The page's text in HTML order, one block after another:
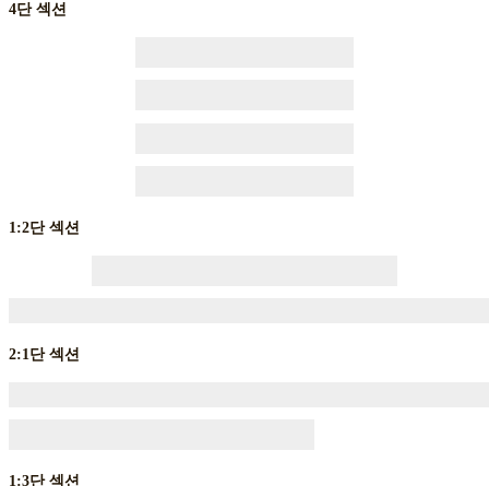
4단 섹션
1:2단 섹션
2:1단 섹션
1:3단 섹션